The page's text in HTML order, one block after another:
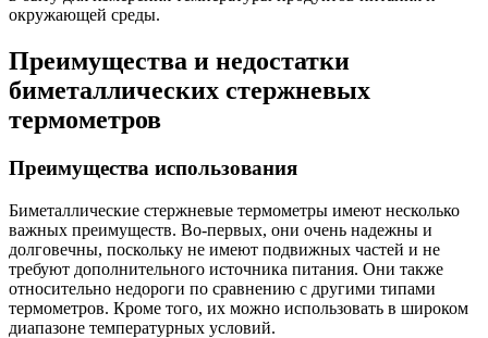
окружающей среды.
Преимущества и недостатки
биметаллических стержневых
термометров
Преимущества использования
Биметаллические стержневые термометры имеют несколько
важных преимуществ. Во-первых, они очень надежны и
долговечны, поскольку не имеют подвижных частей и не
требуют дополнительного источника питания. Они также
относительно недороги по сравнению с другими типами
термометров. Кроме того, их можно использовать в широком
диапазоне температурных условий.